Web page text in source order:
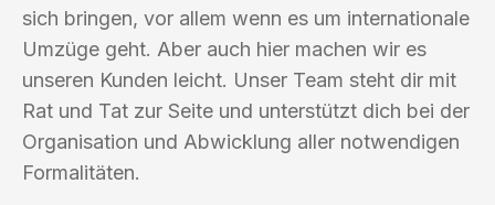
sich bringen, vor allem wenn es um internationale
Umzüge geht. Aber auch hier machen wir es
unseren Kunden leicht. Unser Team steht dir mit
Rat und Tat zur Seite und unterstützt dich bei der
Organisation und Abwicklung aller notwendigen
Formalitäten.